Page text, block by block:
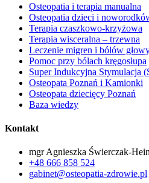
Osteopatia i terapia manualna
Osteopatia dzieci i
Terapia czaszkowo-krzyżowa
Terapia wisceralna – trzewna
Leczenie migren i bólów
Pomoc przy bólach kręgosłupa
Super Indukcyjna Stymulacja
Osteopata Poznań i Kamionki
Osteopata dziecięcy Poznań
Baza wiedzy
Kontakt
mgr Agnieszka Świerczak-
+48 666 858 524
gabinet@osteopatia-zdrowie.pl